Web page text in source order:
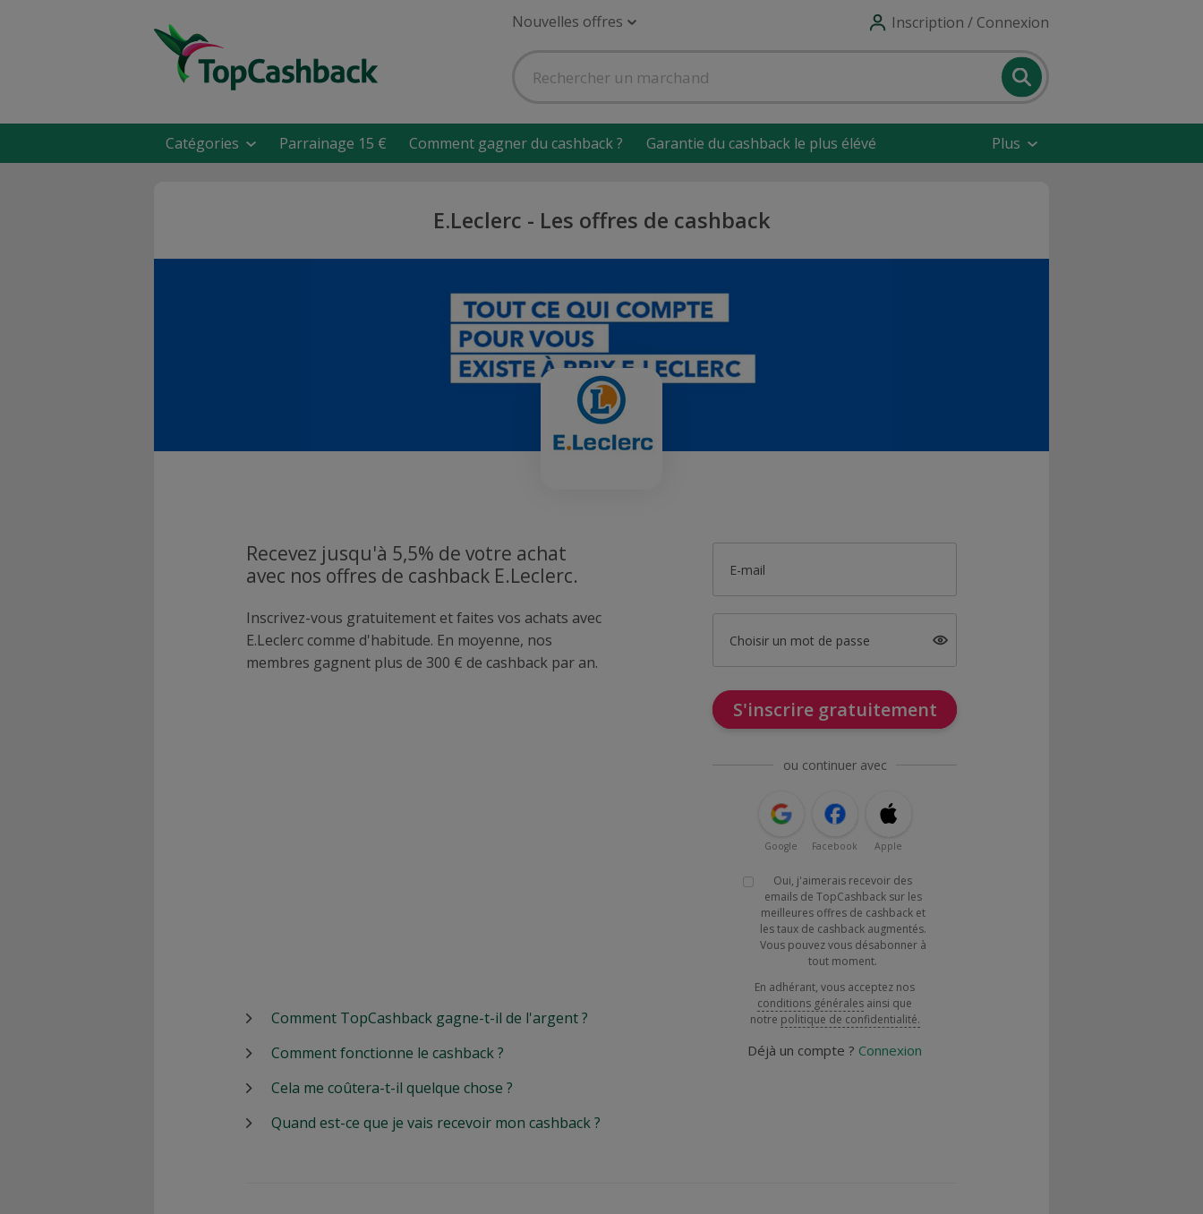
Nouvelles offres Inscription / Connexion
Catégories Parrainage 15 € Comment gagner du cashback ? Garantie du cashback le plus élévé Plus
E.Leclerc - Les offres de cashback
Recevez jusqu'à 5,5% de votre achat
avec nos offres de cashback E.Leclerc.
Inscrivez-vous gratuitement et faites vos achats avec
E.Leclerc comme d'habitude. En moyenne, nos
membres gagnent plus de 300 € de cashback par an.
E-mail
Choisir un mot de passe
S'inscrire gratuitement
ou continuer avec
Google Facebook Apple
Oui, j'aimerais recevoir des
emails de TopCashback sur les
meilleures offres de cashback et
les taux de cashback augmentés.
Vous pouvez vous désabonner à
tout moment.
En adhérant, vous acceptez nos
conditions générales ainsi que
notre politique de confidentialité.
Déjà un compte ? Connexion
Comment TopCashback gagne-t-il de l'argent ?
Comment fonctionne le cashback ?
Cela me coûtera-t-il quelque chose ?
Quand est-ce que je vais recevoir mon cashback ?